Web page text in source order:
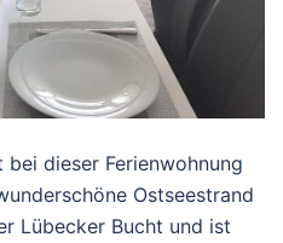
dieser Ferienwohnung
Ostseestrand
Lübecker Bucht und ist